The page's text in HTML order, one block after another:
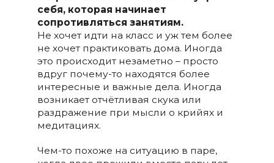
себя, которая начинает
сопротивляться занятиям.
Не хочет идти на класс и уж тем более
не хочет практиковать дома. Иногда
это происходит незаметно – просто
вдруг почему-то находятся более
интересные и важные дела. Иногда
возникает отчётливая скука или
раздражение при мысли о крийях и
медитациях.
Чем-то похоже на ситуацию в паре,